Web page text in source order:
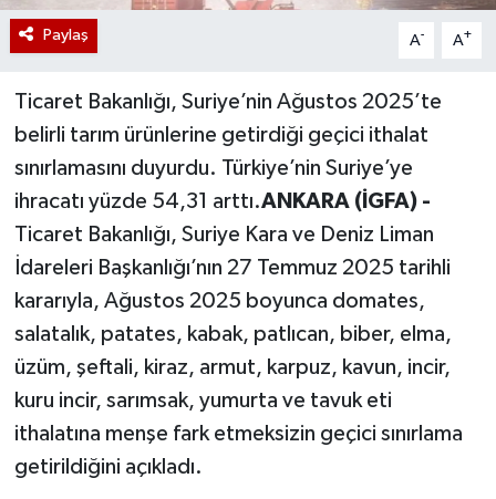
Paylaş A- A+
Ticaret Bakanlığı, Suriye’nin Ağustos 2025’te
belirli tarım ürünlerine getirdiği geçici ithalat
sınırlamasını duyurdu. Türkiye’nin Suriye’ye
ihracatı yüzde 54,31 arttı.ANKARA (İGFA) -
Ticaret Bakanlığı, Suriye Kara ve Deniz Liman
İdareleri Başkanlığı’nın 27 Temmuz 2025 tarihli
kararıyla, Ağustos 2025 boyunca domates,
salatalık, patates, kabak, patlıcan, biber, elma,
üzüm, şeftali, kiraz, armut, karpuz, kavun, incir,
kuru incir, sarımsak, yumurta ve tavuk eti
ithalatına menşe fark etmeksizin geçici sınırlama
getirildiğini açıkladı.